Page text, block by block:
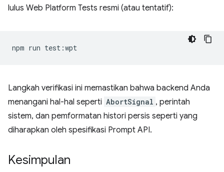
lulus Web Platform Tests resmi (atau tentatif):
npm run
Langkah verifikasi ini memastikan bahwa backend Anda
menangani hal-hal seperti AbortSignal , perintah
sistem, dan pemformatan histori persis seperti yang
diharapkan oleh spesifikasi Prompt API.
Kesimpulan